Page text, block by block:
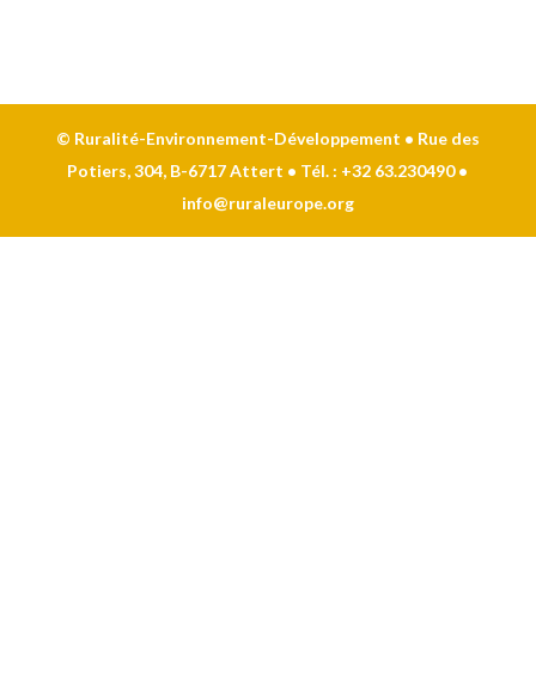
© Ruralité-Environnement-Développement • Rue des
Potiers, 304, B-6717 Attert • Tél. : +32 63.230490 •
info@ruraleurope.org